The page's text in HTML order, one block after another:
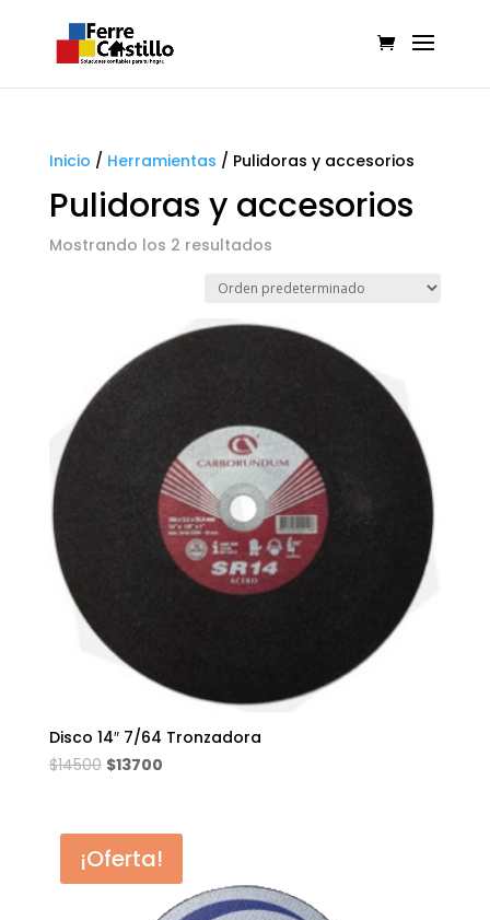
Inicio / Herramientas / Pulidoras y accesorios
Pulidoras y accesorios
Mostrando los 2 resultados
Disco 14″ 7/64 Tronzadora
$14500 El
era:
$14500.
$13700El
es:
$13700.
¡Oferta!